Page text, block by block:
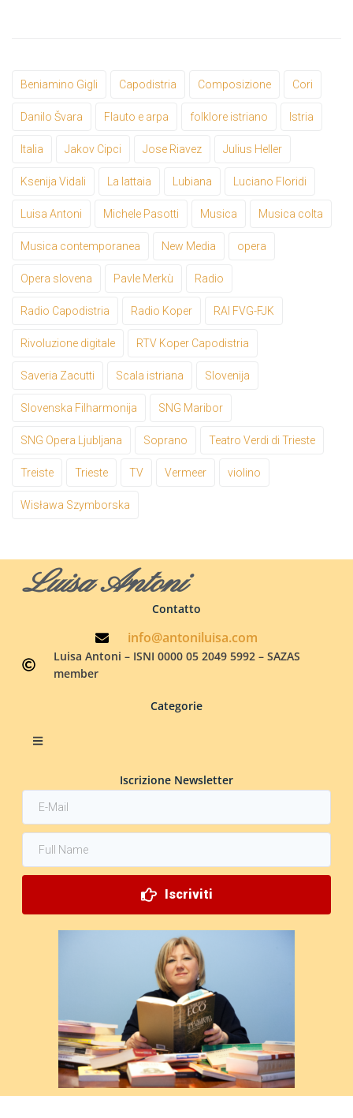
Beniamino Gigli Capodistria Composizione Cori
Danilo Švara Flauto e arpa folklore istriano Istria
Italia Jakov Cipci Jose Riavez Julius Heller
Ksenija Vidali La lattaia Lubiana Luciano Floridi
Luisa Antoni Michele Pasotti Musica Musica colta
Musica contemporanea New Media opera
Opera slovena Pavle Merkù Radio
Radio Capodistria Radio Koper RAI FVG-FJK
Rivoluzione digitale RTV Koper Capodistria
Saveria Zacutti Scala istriana Slovenija
Slovenska Filharmonija SNG Maribor
SNG Opera Ljubljana Soprano Teatro Verdi di Trieste
Treiste Trieste TV Vermeer violino
Wisława Szymborska
Luisa Antoni
Contatto
info@antoniluisa.com
Luisa Antoni – ISNI 0000 05 2049 5992 – SAZAS
member
Categorie
Iscrizione Newsletter
Iscriviti